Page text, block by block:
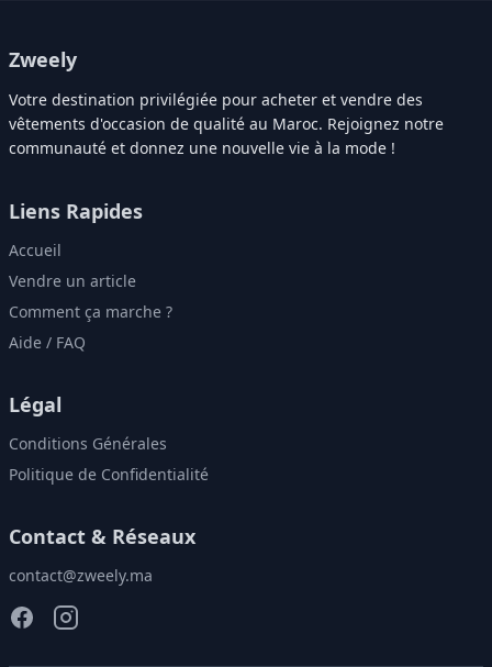
Zweely
Votre destination privilégiée pour acheter et vendre des
vêtements d'occasion de qualité au Maroc. Rejoignez notre
communauté et donnez une nouvelle vie à la mode !
Liens Rapides
Accueil
Vendre un article
Comment ça marche ?
Aide / FAQ
Légal
Conditions Générales
Politique de Confidentialité
Contact & Réseaux
contact@zweely.ma